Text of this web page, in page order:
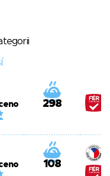
298
108